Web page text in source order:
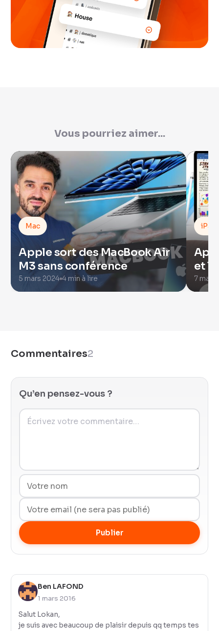
Vous pourriez aimer...
Mac
Apple sort des MacBook Air
M3 sans conférence
5 mars 2024 4 min à lire
iPad
et
7 mai
Commentaires2
Qu’en pensez-vous ?
Publier
Ben LAFOND
1 mars 2016
Salut Lokan,
je suis avec beaucoup de plaisir depuis qq temps tes